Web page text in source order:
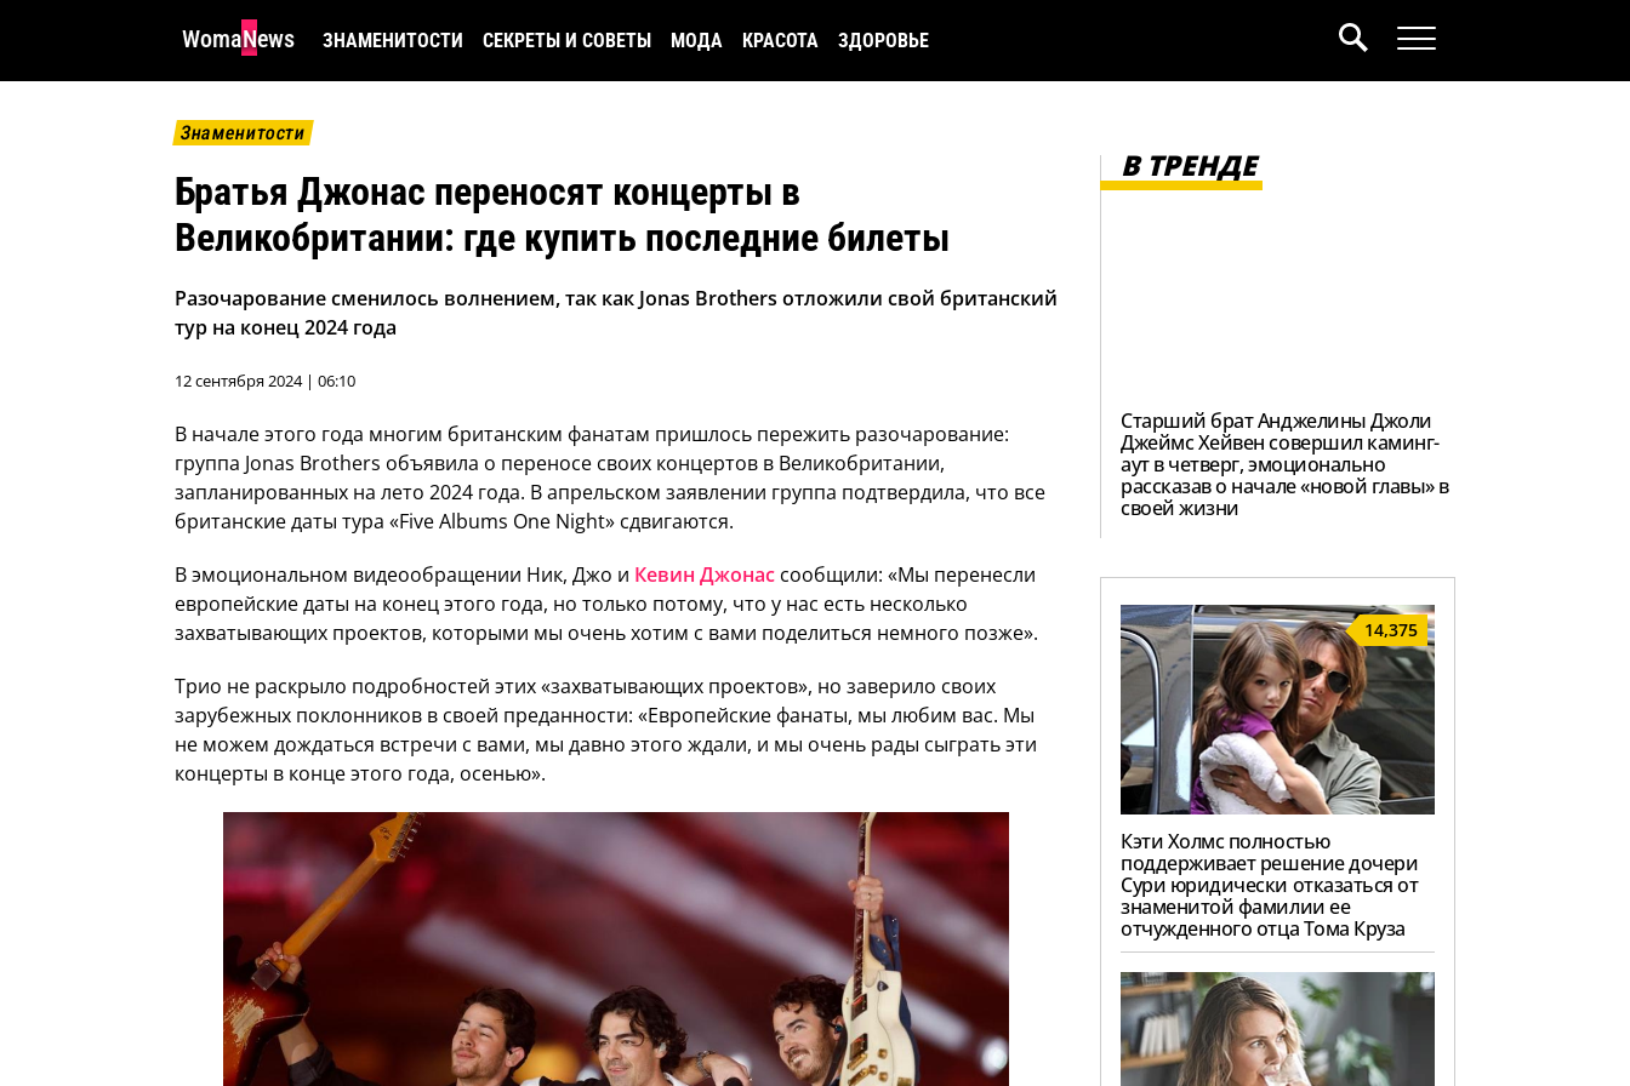
WomaNews ЗНАМЕНИТОСТИ СЕКРЕТЫ И СОВЕТЫ МОДА КРАСОТА ЗДОРОВЬЕ
Знаменитости
Братья Джонас переносят концерты в
Великобритании: где купить последние билеты
Разочарование сменилось волнением, так как Jonas Brothers отложили свой британский
тур на конец 2024 года
12 сентября 2024 | 06:10
В начале этого года многим британским фанатам пришлось пережить разочарование:
группа Jonas Brothers объявила о переносе своих концертов в Великобритании,
запланированных на лето 2024 года. В апрельском заявлении группа подтвердила, что все
британские даты тура «Five Albums One Night» сдвигаются.
В эмоциональном видеообращении Ник, Джо и Кевин Джонас сообщили: «Мы перенесли
европейские даты на конец этого года, но только потому, что у нас есть несколько
захватывающих проектов, которыми мы очень хотим с вами поделиться немного позже».
Трио не раскрыло подробностей этих «захватывающих проектов», но заверило своих
зарубежных поклонников в своей преданности: «Европейские фанаты, мы любим вас. Мы
не можем дождаться встречи с вами, мы давно этого ждали, и мы очень рады сыграть эти
концерты в конце этого года, осенью».
В ТРЕНДЕ
Старший брат Анджелины Джоли
Джеймс Хейвен совершил каминг-
аут в четверг, эмоционально
рассказав о начале «новой главы» в
своей жизни
14,375
Кэти Холмс полностью
поддерживает решение дочери
Сури юридически отказаться от
знаменитой фамилии ее
отчужденного отца Тома Круза